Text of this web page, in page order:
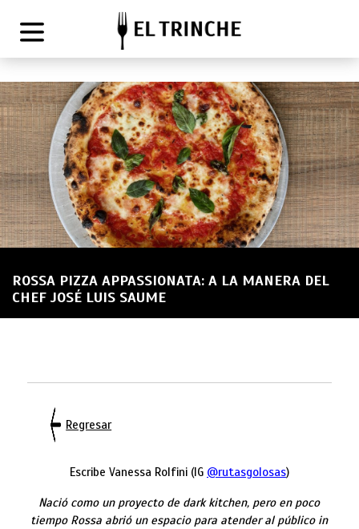
ROSSA PIZZA APPASSIONATA: A LA MANERA DEL
CHEF JOSÉ LUIS SAUME
Regresar
Escribe Vanessa Rolfini (IG @rutasgolosas)
Nació como un proyecto de dark kitchen, pero en poco
tiempo Rossa abrió un espacio para atender al público in